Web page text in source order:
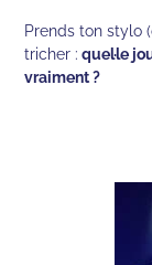
Prends ton stylo
tricher : quel·le
vraiment ?